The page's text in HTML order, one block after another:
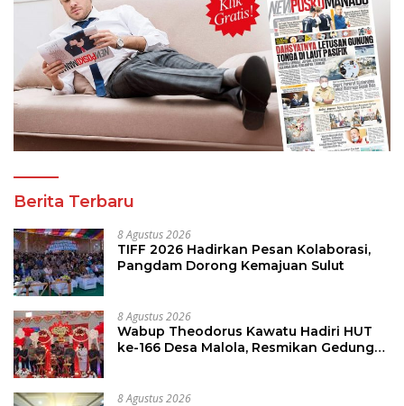
Berita Terbaru
8 Agustus 2026
TIFF 2026 Hadirkan Pesan Kolaborasi,
Pangdam Dorong Kemajuan Sulut
8 Agustus 2026
Wabup Theodorus Kawatu Hadiri HUT
ke-166 Desa Malola, Resmikan Gedung
8 Agustus 2026